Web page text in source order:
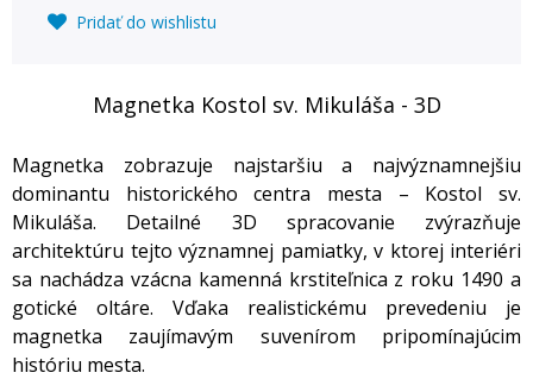
Pridať do wishlistu
Magnetka Kostol sv. Mikuláša - 3D
Magnetka zobrazuje najstaršiu a najvýznamnejšiu
dominantu historického centra mesta – Kostol sv.
Mikuláša. Detailné 3D spracovanie zvýrazňuje
architektúru tejto významnej pamiatky, v ktorej interiéri
sa nachádza vzácna kamenná krstiteľnica z roku 1490 a
gotické oltáre. Vďaka realistickému prevedeniu je
magnetka zaujímavým suvenírom pripomínajúcim
históriu mesta.